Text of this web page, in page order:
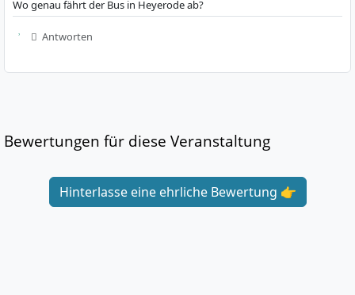
Wo genau fährt der Bus in Heyerode ab?
Antworten
Bewertungen für diese Veranstaltung
Hinterlasse eine ehrliche Bewertung 👉